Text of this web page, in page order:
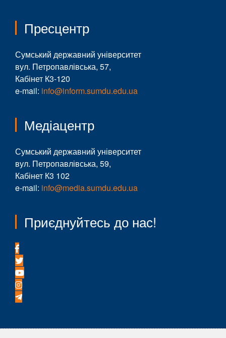
Пресцентр
Сумський державний університет
вул. Петропавлівська, 57,
Кабінет К3-120
e-mail: info@inform.sumdu.edu.ua
Медіацентр
Сумський державний університет
вул. Петропавлівська, 59,
Кабінет К3 102
e-mail: info@media.sumdu.edu.ua
Приєднуйтесь до нас!